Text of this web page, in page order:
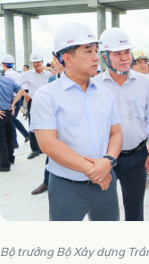
Bộ trưởng Bộ Xây dựng